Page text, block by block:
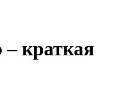
краткая